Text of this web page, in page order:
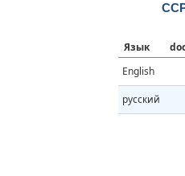
Язык
English
русский